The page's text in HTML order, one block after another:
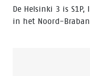
De Helsinki 3 is
in het Noord-